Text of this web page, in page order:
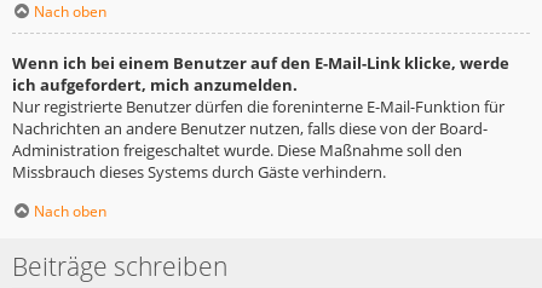
Nach oben
Wenn ich bei einem Benutzer auf den E-Mail-Link klicke, werde
ich aufgefordert, mich anzumelden.
Nur registrierte Benutzer dürfen die foreninterne E-Mail-Funktion für
Nachrichten an andere Benutzer nutzen, falls diese von der Board-
Administration freigeschaltet wurde. Diese Maßnahme soll den
Missbrauch dieses Systems durch Gäste verhindern.
Nach oben
Beiträge schreiben